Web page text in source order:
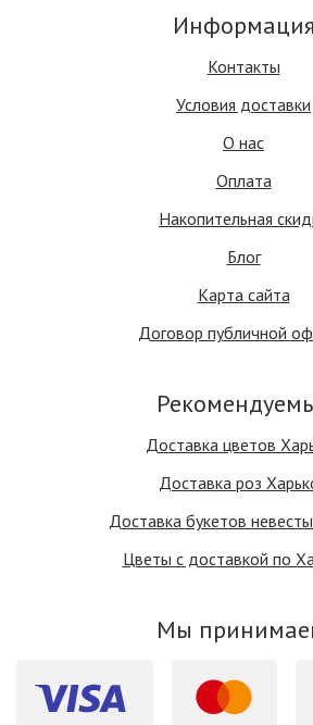
Информация
Контакты
Условия доставки
О нас
Оплата
Накопительная
Блог
Карта сайта
Договор публичной
Доставка цветов
Доставка роз
Доставка букетов
Цветы с доставкой по
Мы